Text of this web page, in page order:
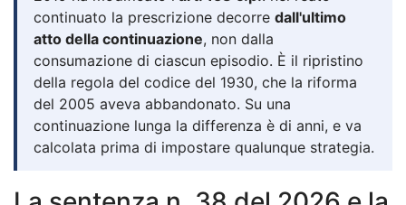
continuato la prescrizione decorre dall'ultimo
atto della continuazione, non dalla
consumazione di ciascun episodio. È il ripristino
della regola del codice del 1930, che la riforma
del 2005 aveva abbandonato. Su una
continuazione lunga la differenza è di anni, e va
calcolata prima di impostare qualunque strategia.